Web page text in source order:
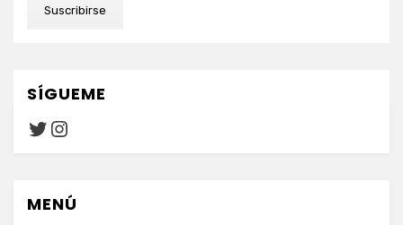
Suscribirse
SÍGUEME
Twitter
Instagram
MENÚ